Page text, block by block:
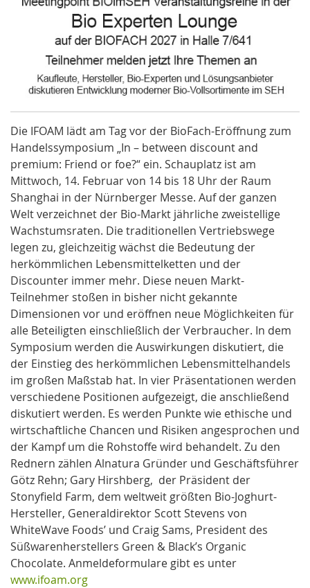
Die IFOAM lädt am Tag vor der BioFach-Eröffnung zum
Handelssymposium „In – between discount and
premium: Friend or foe?“ ein. Schauplatz ist am
Mittwoch, 14. Februar von 14 bis 18 Uhr der Raum
Shanghai in der Nürnberger Messe. Auf der ganzen
Welt verzeichnet der Bio-Markt jährliche zweistellige
Wachstumsraten. Die traditionellen Vertriebswege
legen zu, gleichzeitig wächst die Bedeutung der
herkömmlichen Lebensmittelketten und der
Discounter immer mehr. Diese neuen Markt-
Teilnehmer stoßen in bisher nicht gekannte
Dimensionen vor und eröffnen neue Möglichkeiten für
alle Beteiligten einschließlich der Verbraucher. In dem
Symposium werden die Auswirkungen diskutiert, die
der Einstieg des herkömmlichen Lebensmittelhandels
im großen Maßstab hat. In vier Präsentationen werden
verschiedene Positionen aufgezeigt, die anschließend
diskutiert werden. Es werden Punkte wie ethische und
wirtschaftliche Chancen und Risiken angesprochen und
der Kampf um die Rohstoffe wird behandelt. Zu den
Rednern zählen Alnatura Gründer und Geschäftsführer
Götz Rehn; Gary Hirshberg, der Präsident der
Stonyfield Farm, dem weltweit größten Bio-Joghurt-
Hersteller, Generaldirektor Scott Stevens von
WhiteWave Foods’ und Craig Sams, President des
Süßwarenherstellers Green & Black’s Organic
Chocolate. Anmeldeformulare gibt es unter
www.ifoam.org